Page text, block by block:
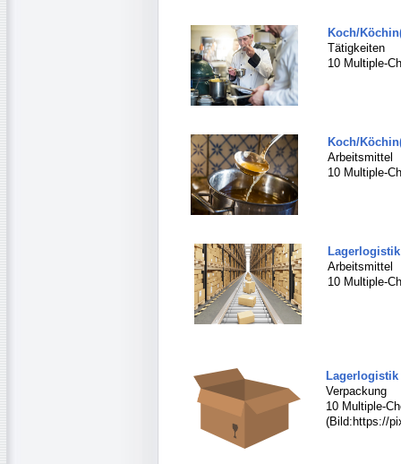
Koch/
Tätigkeiten
10 Multiple-
Koch/
Arbeitsmittel
10 Multiple-
Lagerlogistik
Arbeitsmittel
10 Multiple-
Lagerlogistik
Verpackung
10 Multiple-
(Bild:https://